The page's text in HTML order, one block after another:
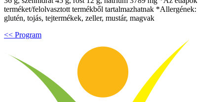
terméket/felolvasztott termékből tartalmazhatnak *Allergének:
glutén, tojás, tejtermékek, zeller, mustár, magvak
<< Program